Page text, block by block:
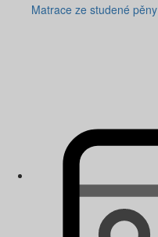
Matrace ze studené pěny